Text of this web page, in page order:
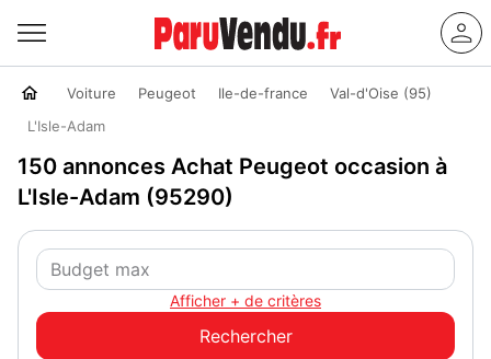
Voiture Peugeot Ile-de-france
Val-d'Oise (95)
L'Isle-Adam
150 annonces Achat Peugeot occasion à
L'Isle-Adam (95290)
Afficher + de critères